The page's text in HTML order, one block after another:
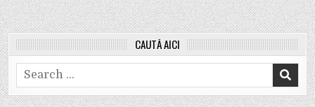
CAUTĂ AICI
Search
for: